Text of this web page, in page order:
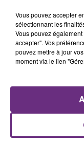
TAYLOR SWIFT
I Knew It, I Knew
8h05
8h05
Vous pouvez accepter
sélectionnant les
Vous pouvez
accepter". Vos
pouvez mettre à jour
moment via le lien